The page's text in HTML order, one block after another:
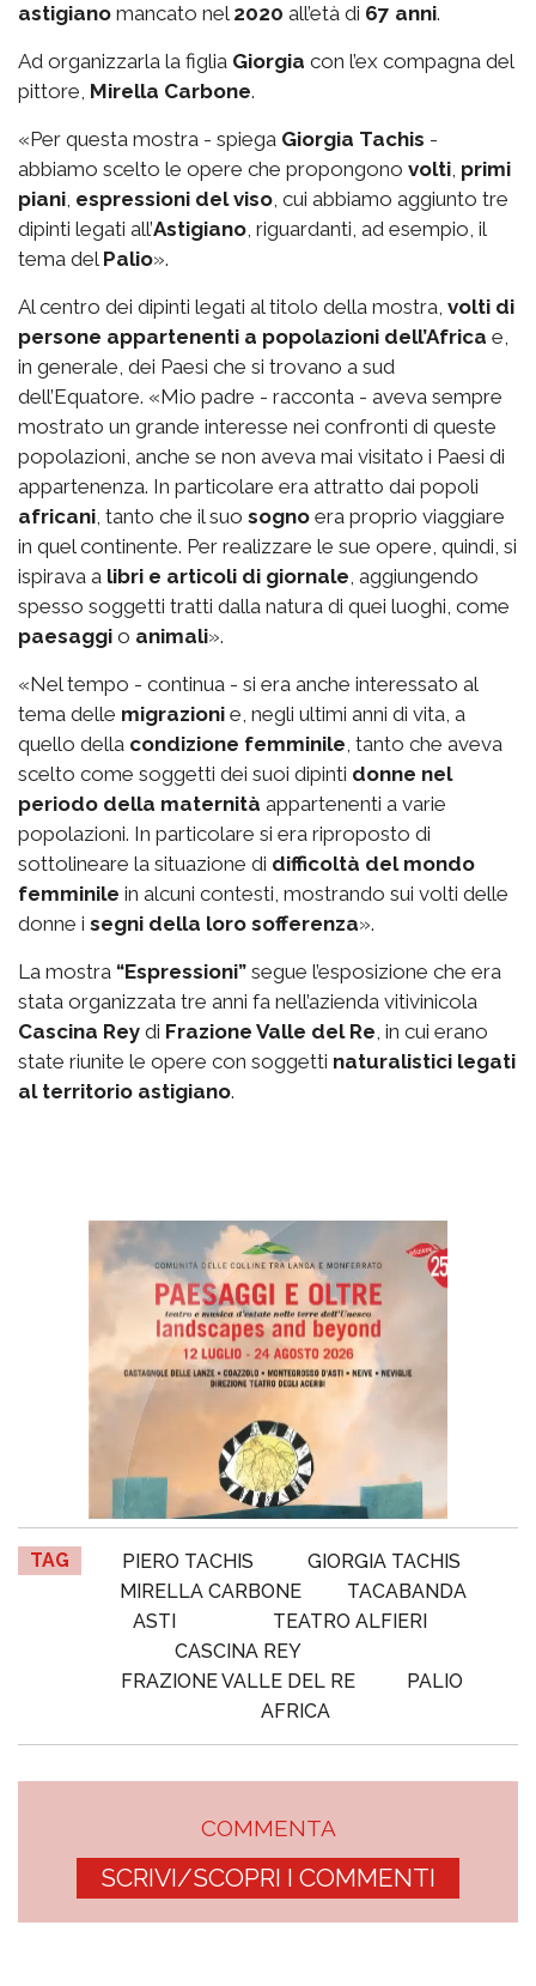
astigiano mancato nel 2020 all’età di 67 anni.
Ad organizzarla la figlia Giorgia con l’ex compagna del
pittore, Mirella Carbone.
«Per questa mostra - spiega Giorgia Tachis -
abbiamo scelto le opere che propongono volti, primi
piani, espressioni del viso, cui abbiamo aggiunto tre
dipinti legati all’Astigiano, riguardanti, ad esempio, il
tema del Palio».
Al centro dei dipinti legati al titolo della mostra, volti di
persone appartenenti a popolazioni dell’Africa e,
in generale, dei Paesi che si trovano a sud
dell’Equatore. «Mio padre - racconta - aveva sempre
mostrato un grande interesse nei confronti di queste
popolazioni, anche se non aveva mai visitato i Paesi di
appartenenza. In particolare era attratto dai popoli
africani, tanto che il suo sogno era proprio viaggiare
in quel continente. Per realizzare le sue opere, quindi, si
ispirava a libri e articoli di giornale, aggiungendo
spesso soggetti tratti dalla natura di quei luoghi, come
paesaggi o animali».
«Nel tempo - continua - si era anche interessato al
tema delle migrazioni e, negli ultimi anni di vita, a
quello della condizione femminile, tanto che aveva
scelto come soggetti dei suoi dipinti donne nel
periodo della maternità appartenenti a varie
popolazioni. In particolare si era riproposto di
sottolineare la situazione di difficoltà del mondo
femminile in alcuni contesti, mostrando sui volti delle
donne i segni della loro sofferenza».
La mostra “Espressioni” segue l’esposizione che era
stata organizzata tre anni fa nell’azienda vitivinicola
Cascina Rey di Frazione Valle del Re, in cui erano
state riunite le opere con soggetti naturalistici legati
al territorio astigiano.
TAG PIERO TACHIS
GIORGIA TACHIS
MIRELLA CARBONE
TACABANDA
ASTI
TEATRO ALFIERI
CASCINA REY
FRAZIONE VALLE DEL RE
PALIO
AFRICA
COMMENTA
SCRIVI/SCOPRI I COMMENTI